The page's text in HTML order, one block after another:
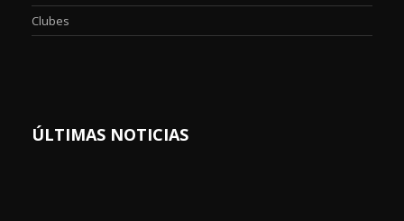
Clubes
ÚLTIMAS NOTICIAS